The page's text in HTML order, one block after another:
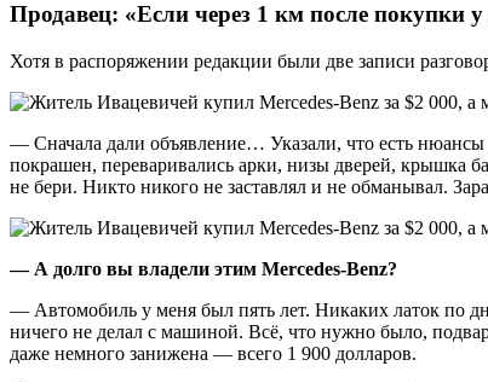
Продавец: «Если через 1 км после покупки
Хотя в распоряжении редакции были две записи
— Сначала дали объявление… Указали, что есть
покрашен, переваривались арки, низы дверей,
не бери. Никто никого не заставлял и не обманывал.
— А долго вы владели этим Mercedes-Benz?
— Автомобиль у меня был пять лет. Никаких латок по
ничего не делал с машиной. Всё, что нужно было,
даже немного занижена — всего 1 900 долларов.